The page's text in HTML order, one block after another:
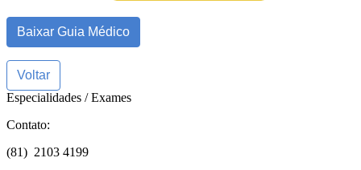
Baixar Guia Médico
Voltar
Especialidades / Exames
Contato:
(81) 2103 4199